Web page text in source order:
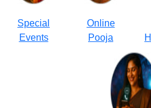
Special
Events
Online
Pooja